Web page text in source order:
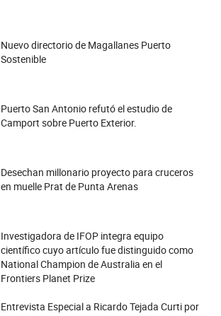
Nuevo directorio de Magallanes Puerto
Sostenible
Puerto San Antonio refutó el estudio de
Camport sobre Puerto Exterior.
Desechan millonario proyecto para cruceros
en muelle Prat de Punta Arenas
Investigadora de IFOP integra equipo
científico cuyo artículo fue distinguido como
National Champion de Australia en el
Frontiers Planet Prize
Entrevista Especial a Ricardo Tejada Curti por